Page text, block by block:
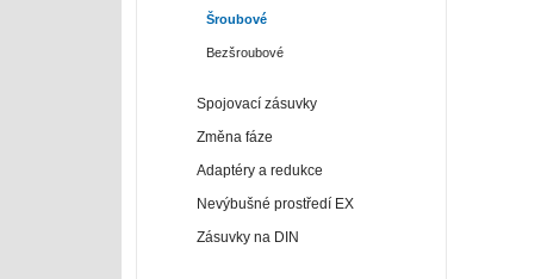
Šroubové
Bezšroubové
Spojovací zásuvky
Změna fáze
Adaptéry a redukce
Nevýbušné prostředí EX
Zásuvky na DIN